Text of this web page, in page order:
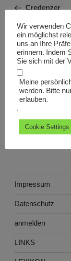
BeitragCredenzer
Nächster
Beitrag
WEITER
Crispinus
Impressum
Datenschutz
anmelden
LINKS
Wir verwenden
ein möglichst
uns an Ihre
erinnern. Indem
Sie sich mit der
Meine
werden. Bitte
erlauben.
.
Cookie Settings